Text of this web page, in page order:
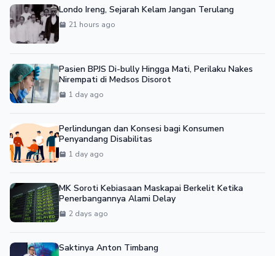
Londo Ireng, Sejarah Kelam Jangan Terulang
21 hours ago
Pasien BPJS Di-bully Hingga Mati, Perilaku Nakes
Nirempati di Medsos Disorot
1 day ago
Perlindungan dan Konsesi bagi Konsumen
Penyandang Disabilitas
1 day ago
MK Soroti Kebiasaan Maskapai Berkelit Ketika
Penerbangannya Alami Delay
2 days ago
Saktinya Anton Timbang